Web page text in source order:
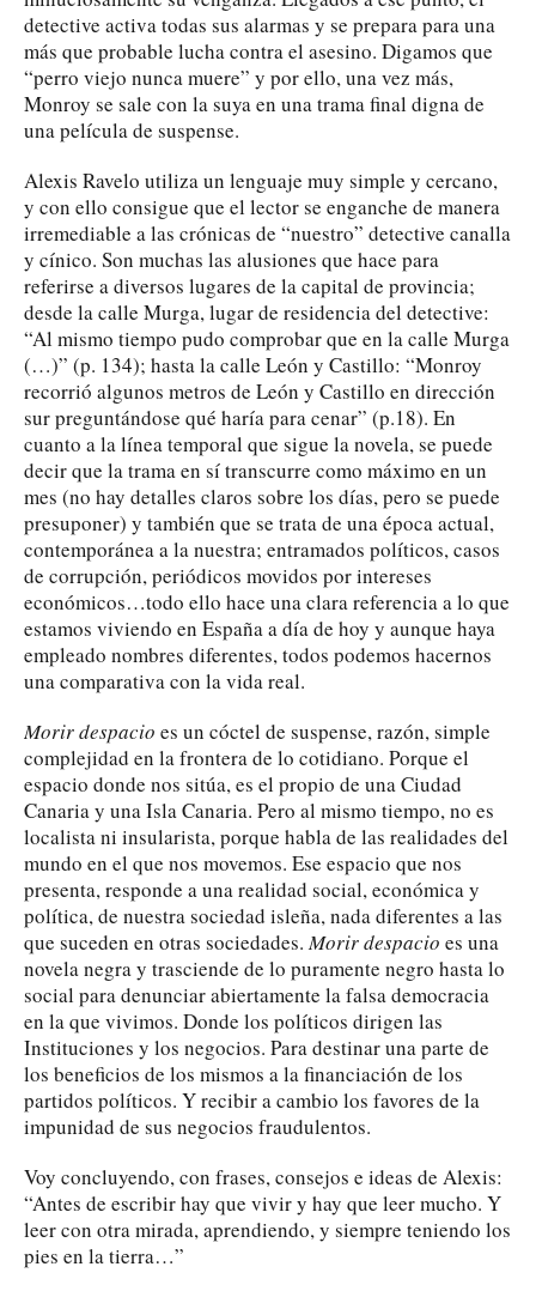
detective activa todas sus alarmas y se prepara para una
más que probable lucha contra el asesino. Digamos que
“perro viejo nunca muere” y por ello, una vez más,
Monroy se sale con la suya en una trama final digna de
una película de suspense.
Alexis Ravelo utiliza un lenguaje muy simple y cercano,
y con ello consigue que el lector se enganche de manera
irremediable a las crónicas de “nuestro” detective canalla
y cínico. Son muchas las alusiones que hace para
referirse a diversos lugares de la capital de provincia;
desde la calle Murga, lugar de residencia del detective:
“Al mismo tiempo pudo comprobar que en la calle Murga
(…)” (p. 134); hasta la calle León y Castillo: “Monroy
recorrió algunos metros de León y Castillo en dirección
sur preguntándose qué haría para cenar” (p.18). En
cuanto a la línea temporal que sigue la novela, se puede
decir que la trama en sí transcurre como máximo en un
mes (no hay detalles claros sobre los días, pero se puede
presuponer) y también que se trata de una época actual,
contemporánea a la nuestra; entramados políticos, casos
de corrupción, periódicos movidos por intereses
económicos…todo ello hace una clara referencia a lo que
estamos viviendo en España a día de hoy y aunque haya
empleado nombres diferentes, todos podemos hacernos
una comparativa con la vida real.
Morir despacio es un cóctel de suspense, razón, simple
complejidad en la frontera de lo cotidiano. Porque el
espacio donde nos sitúa, es el propio de una Ciudad
Canaria y una Isla Canaria. Pero al mismo tiempo, no es
localista ni insularista, porque habla de las realidades del
mundo en el que nos movemos. Ese espacio que nos
presenta, responde a una realidad social, económica y
política, de nuestra sociedad isleña, nada diferentes a las
que suceden en otras sociedades.Morir despacio es una
novela negra y trasciende de lo puramente negro hasta lo
social para denunciar abiertamente la falsa democracia
en la que vivimos. Donde los políticos dirigen las
Instituciones y los negocios. Para destinar una parte de
los beneficios de los mismos a la financiación de los
partidos políticos. Y recibir a cambio los favores de la
impunidad de sus negocios fraudulentos.
Voy concluyendo, con frases, consejos e ideas de Alexis:
“Antes de escribir hay que vivir y hay que leer mucho. Y
leer con otra mirada, aprendiendo, y siempre teniendo los
pies en la tierra…”